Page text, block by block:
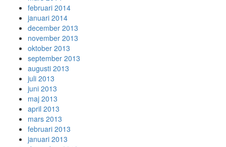
februari 2014
januari 2014
december 2013
november 2013
oktober 2013
september 2013
augusti 2013
juli 2013
juni 2013
maj 2013
april 2013
mars 2013
februari 2013
januari 2013